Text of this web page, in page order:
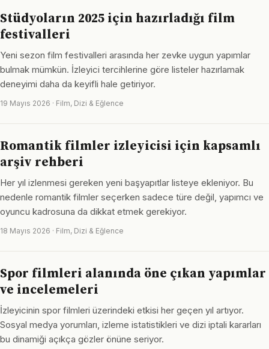
Stüdyoların 2025 için hazırladığı film
festivalleri
Yeni sezon film festivalleri arasında her zevke uygun yapımlar
bulmak mümkün. İzleyici tercihlerine göre listeler hazırlamak
deneyimi daha da keyifli hale getiriyor.
19 Mayıs 2026 · Film, Dizi & Eğlence
Romantik filmler izleyicisi için kapsamlı
arşiv rehberi
Her yıl izlenmesi gereken yeni başyapıtlar listeye ekleniyor. Bu
nedenle romantik filmler seçerken sadece türe değil, yapımcı ve
oyuncu kadrosuna da dikkat etmek gerekiyor.
18 Mayıs 2026 · Film, Dizi & Eğlence
Spor filmleri alanında öne çıkan yapımlar
ve incelemeleri
İzleyicinin spor filmleri üzerindeki etkisi her geçen yıl artıyor.
Sosyal medya yorumları, izleme istatistikleri ve dizi iptali kararları
bu dinamiği açıkça gözler önüne seriyor.